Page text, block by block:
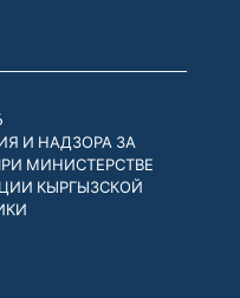
И НАДЗОРА ЗА
МИНИСТЕРСТВЕ
КЫРГЫЗСКОЙ